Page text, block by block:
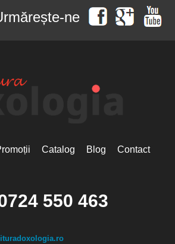
ne
Catalog Blog Contact
550 463